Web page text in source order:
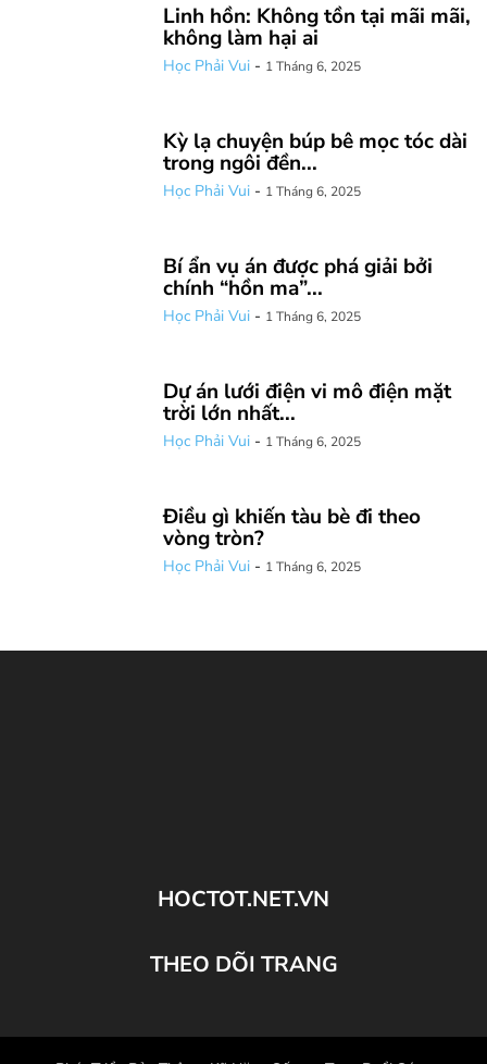
Linh hồn: Không tồn tại mãi mãi,
không làm hại ai
Học Phải Vui - 1 Tháng 6, 2025
Kỳ lạ chuyện búp bê mọc tóc dài
trong ngôi đền...
Học Phải Vui - 1 Tháng 6, 2025
Bí ẩn vụ án được phá giải bởi
chính “hồn ma”...
Học Phải Vui - 1 Tháng 6, 2025
Dự án lưới điện vi mô điện mặt
trời lớn nhất...
Học Phải Vui - 1 Tháng 6, 2025
Điều gì khiến tàu bè đi theo
vòng tròn?
Học Phải Vui - 1 Tháng 6, 2025
HOCTOT.NET.VN
THEO DÕI TRANG